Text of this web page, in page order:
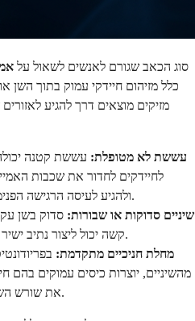
סוג הכאב שגורם לאנשים לשאול על
כלל מזיהום חיידקי עמוק בתוך השן
מזיקים מוצאים דרך להגיע
עששת לא מטופלת: עששת קטנה
לחיידקים לחדור את שכבות
ולהגיע לעיסה הרגישה הפנימית, המכילה עצבים וכלי דם.
שיניים סדוקות או שבורות: סדוק בשן
קשה יכול ליצור נתיב ישיר לחיידקים לפלוש לליבת השן.
מחלת חניכיים מתקדמת:
מהשיניים, יוצרות כיסים עמוקים בהם
את שורש.